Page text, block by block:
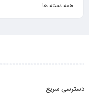
همه دسته ها
دسترسی سریع